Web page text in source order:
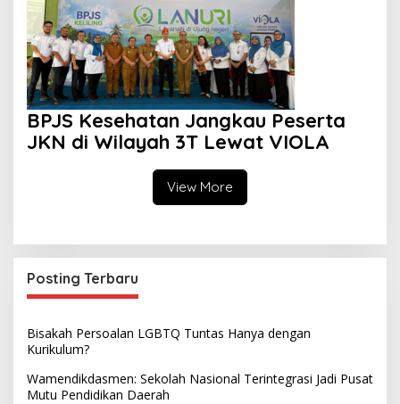
BPJS Kesehatan Jangkau Peserta
JKN di Wilayah 3T Lewat VIOLA
View More
Posting Terbaru
Bisakah Persoalan LGBTQ Tuntas Hanya dengan
Kurikulum?
Wamendikdasmen: Sekolah Nasional Terintegrasi Jadi Pusat
Mutu Pendidikan Daerah